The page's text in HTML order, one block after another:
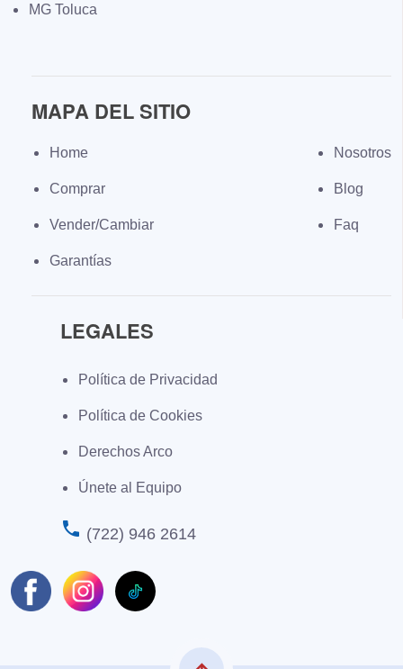
MG Toluca
MAPA DEL SITIO
Home
Comprar
Vender/Cambiar
Garantías
Nosotros
Blog
Faq
LEGALES
Política de Privacidad
Política de Cookies
Derechos Arco
Únete al Equipo
phone (722) 946 2614